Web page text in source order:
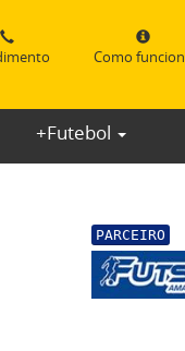
Como
+Futebol
PARCEIRO